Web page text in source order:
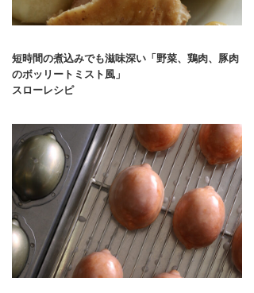
短時間の煮込みでも滋味深い「野菜、鶏肉、豚肉
のボッリートミスト風」
スローレシピ